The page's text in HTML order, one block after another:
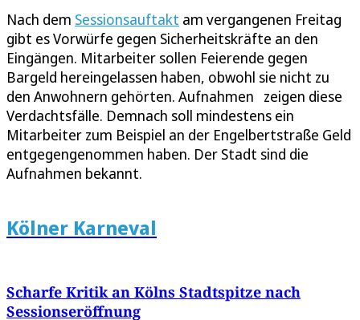
Nach dem Sessionsauftakt am vergangenen Freitag
gibt es Vorwürfe gegen Sicherheitskräfte an den
Eingängen. Mitarbeiter sollen Feierende gegen
Bargeld hereingelassen haben, obwohl sie nicht zu
den Anwohnern gehörten. Aufnahmen zeigen diese
Verdachtsfälle. Demnach soll mindestens ein
Mitarbeiter zum Beispiel an der Engelbertstraße Geld
entgegengenommen haben. Der Stadt sind die
Aufnahmen bekannt.
Kölner Karneval
Scharfe Kritik an Kölns Stadtspitze nach
Sessionseröffnung